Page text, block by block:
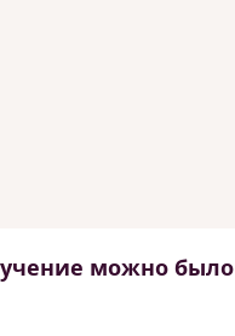
можно было